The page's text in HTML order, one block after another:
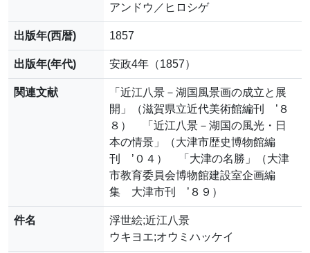
アンドウ／ヒロシゲ
出版年(西暦) 1857
出版年(年代) 安政4年（1857）
関連文献
「近江八景－湖国風景画の成立と展
開」（滋賀県立近代美術館編刊 ’８
８） 「近江八景－湖国の風光・日
本の情景」（大津市歴史博物館編
刊 ’０４） 「大津の名勝」（大津
市教育委員会博物館建設室企画編
集 大津市刊 ’８９）
件名
浮世絵;近江八景
ウキヨエ;オウミハッケイ